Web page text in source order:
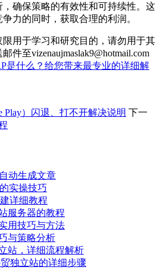
确保策略的有效性和可持续性。这
力的同时，获取合理的利润。
用于学习和研究目的，请勿用于其
件至vizenaujmaslak9@hotmail.com
是什么？给您带来最专业的详细解
Play）闪退、打不开解决说明 下一
动生成文章
实操技巧
详细教程
服务器的教程
用技巧与方法
与策略分析
站，详细流程解析
贸独立站的详细步骤